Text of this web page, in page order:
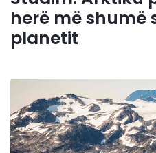
herë më shumë
planetit